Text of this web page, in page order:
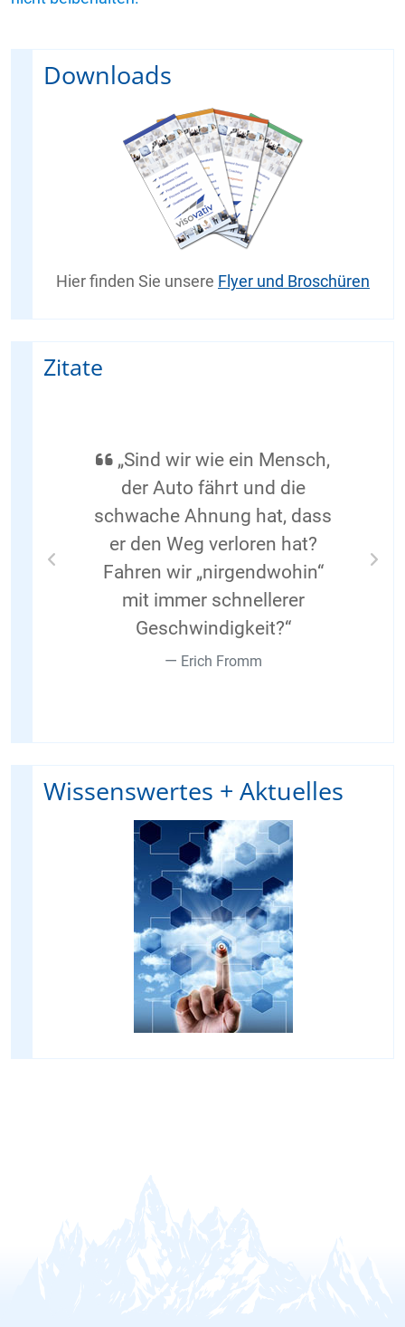
Downloads
Hier finden Sie unsere Flyer und Broschüren
Zitate
„Sind wir wie ein Mensch,
der Auto fährt und die
schwache Ahnung hat, dass
er den Weg verloren hat?
Fahren wir „nirgendwohin“
mit immer schnellerer
Geschwindigkeit?“
Erich Fromm
Previous
Wissenswertes + Aktuelles